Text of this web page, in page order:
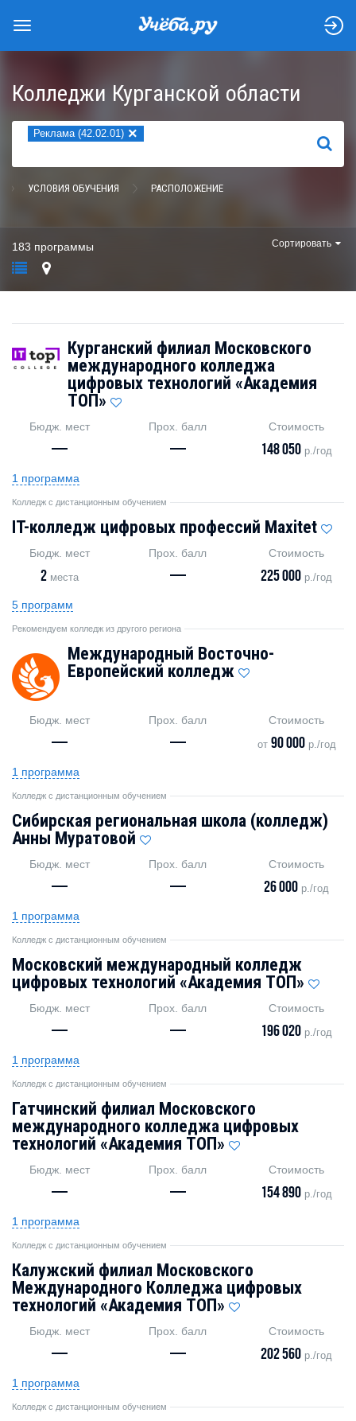
Колледжи Курганской области
Реклама (42.02.01) ×
НАЙТИ
УСЛОВИЯ ОБУЧЕНИЯ РАСПОЛОЖЕНИЕ
183 программы Сортировать
Курганский филиал Московского
международного колледжа
цифровых технологий «Академия
TOП»
Бюдж. мест
—
Прох. балл
—
Стоимость
148 050 р./год
1 программа
Колледж с дистанционным обучением
IT-колледж цифровых профессий Maxitet
Бюдж. мест
2места
Прох. балл
—
Стоимость
225 000 р./год
5 программ
Рекомендуем колледж из другого региона
Международный Восточно-
Европейский колледж
Бюдж. мест
—
Прох. балл
—
Стоимость
от 90 000р./год
1 программа
Колледж с дистанционным обучением
Сибирская региональная школа (колледж)
Анны Муратовой
Бюдж. мест
—
Прох. балл
—
Стоимость
26 000 р./год
1 программа
Колледж с дистанционным обучением
Московский международный колледж
цифровых технологий «Академия ТОП»
Бюдж. мест
—
Прох. балл
—
Стоимость
196 020 р./год
1 программа
Колледж с дистанционным обучением
Гатчинский филиал Московского
международного колледжа цифровых
технологий «Академия TOП»
Бюдж. мест
—
Прох. балл
—
Стоимость
154 890 р./год
1 программа
Колледж с дистанционным обучением
Калужский филиал Московского
Международного Колледжа цифровых
технологий «Академия ТОП»
Бюдж. мест
—
Прох. балл
—
Стоимость
202 560 р./год
1 программа
Колледж с дистанционным обучением